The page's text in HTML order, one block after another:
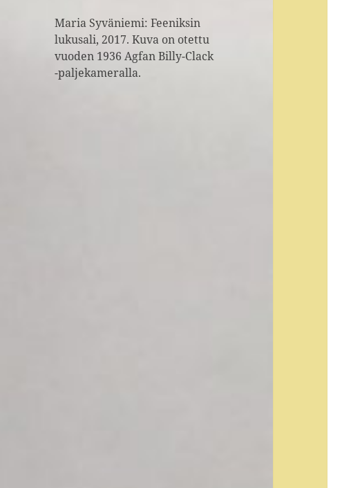
Maria Syväniemi: Feeniksin
lukusali, 2017. Kuva on otettu
vuoden 1936 Agfan Billy-Clack
-paljekameralla.